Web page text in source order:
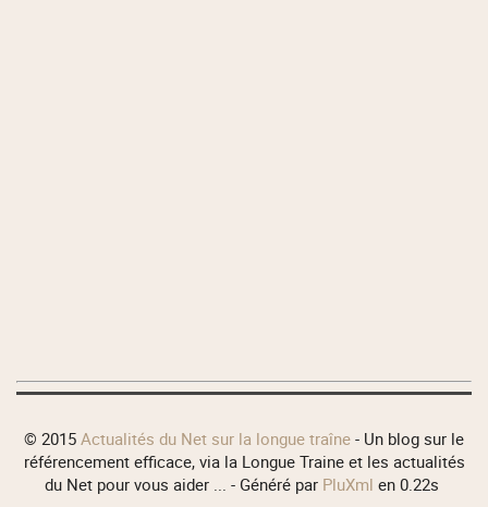
© 2015 Actualités du Net sur la longue traîne - Un blog sur le
référencement efficace, via la Longue Traine et les actualités
du Net pour vous aider ... - Généré par PluXml en 0.22s